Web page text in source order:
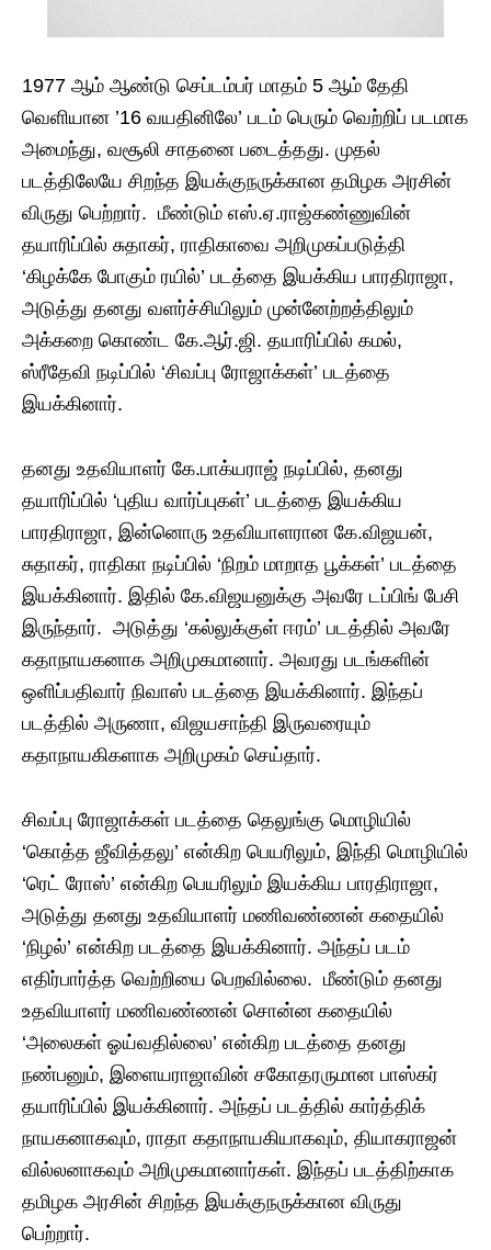
1977 ஆம் ஆண்டு செப்டம்பர் மாதம் 5 ஆம் தேதி
வெளியான ’16 வயதினிலே’ படம் பெரும் வெற்றிப் படமாக
அமைந்து, வசூலி சாதனை படைத்தது. முதல்
படத்திலேயே சிறந்த இயக்குநருக்கான தமிழக அரசின்
விருது பெற்றார். மீண்டும் எஸ்.ஏ.ராஜ்கண்ணுவின்
தயாரிப்பில் சுதாகர், ராதிகாவை அறிமுகப்படுத்தி
‘கிழக்கே போகும் ரயில்’ படத்தை இயக்கிய பாரதிராஜா,
அடுத்து தனது வளர்ச்சியிலும் முன்னேற்றத்திலும்
அக்கறை கொண்ட கே.ஆர்.ஜி. தயாரிப்பில் கமல்,
ஸ்ரீதேவி நடிப்பில் ‘சிவப்பு ரோஜாக்கள்’ படத்தை
இயக்கினார்.
தனது உதவியாளர் கே.பாக்யராஜ் நடிப்பில், தனது
தயாரிப்பில் ‘புதிய வார்ப்புகள்’ படத்தை இயக்கிய
பாரதிராஜா, இன்னொரு உதவியாளரான கே.விஜயன்,
சுதாகர், ராதிகா நடிப்பில் ‘நிறம் மாறாத பூக்கள்’ படத்தை
இயக்கினார். இதில் கே.விஜயனுக்கு அவரே டப்பிங் பேசி
இருந்தார். அடுத்து ‘கல்லுக்குள் ஈரம்’ படத்தில் அவரே
கதாநாயகனாக அறிமுகமானார். அவரது படங்களின்
ஒளிப்பதிவார் நிவாஸ் படத்தை இயக்கினார். இந்தப்
படத்தில் அருணா, விஜயசாந்தி இருவரையும்
கதாநாயகிகளாக அறிமுகம் செய்தார்.
சிவப்பு ரோஜாக்கள் படத்தை தெலுங்கு மொழியில்
‘கொத்த ஜீவித்தலு’ என்கிற பெயரிலும், இந்தி மொழியில்
‘ரெட் ரோஸ்’ என்கிற பெயரிலும் இயக்கிய பாரதிராஜா,
அடுத்து தனது உதவியாளர் மணிவண்ணன் கதையில்
‘நிழல்’ என்கிற படத்தை இயக்கினார். அந்தப் படம்
எதிர்பார்த்த வெற்றியை பெறவில்லை. மீண்டும் தனது
உதவியாளர் மணிவண்ணன் சொன்ன கதையில்
‘அலைகள் ஓய்வதில்லை’ என்கிற படத்தை தனது
நண்பனும், இளையராஜாவின் சகோதரருமான பாஸ்கர்
தயாரிப்பில் இயக்கினார். அந்தப் படத்தில் கார்த்திக்
நாயகனாகவும், ராதா கதாநாயகியாகவும், தியாகராஜன்
வில்லனாகவும் அறிமுகமானார்கள். இந்தப் படத்திற்காக
தமிழக அரசின் சிறந்த இயக்குநருக்கான விருது
பெற்றார்.